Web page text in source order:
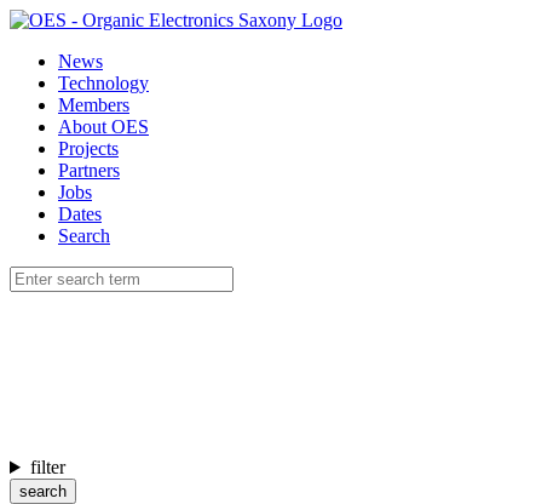
News
Technology
Members
About OES
Projects
Partners
Jobs
Dates
Search
filter
search